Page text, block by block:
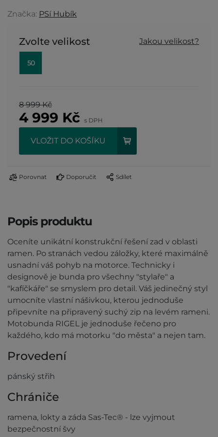
Značka: PSí Hubík
Zvolte velikost Jakou velikost?
50
8 999 Kč
4 999 Kč s DPH
VLOŽIT DO KOŠÍKU
Porovnat Doporučit Sdílet
Popis produktu
Oceníte unikátní konstrukční řešení zad v oblasti
ramen. Po stranách vedou záložky, které maximálně
usnadní váš pohyb na motorce. Technicky i
designově je bunda pro všechny "stylaře" a
"kafíčkáře" se smyslem pro detail. Váš jedinečný styl
umocníte vlastní nášivkou, kterou jednoduše
připevníte na připravený suchý zip na levém rameni.
Motobunda RIGEL je jednoduše řečeno pro
každého, kdo má motorku "do města" a nejen tam.
Provedení
pánský střih
Chrániče
ramena, lokty a záda Sas-Tec® - lze vyjmout
bezpečnostní švy